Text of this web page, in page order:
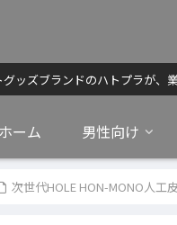
ッズブランドのハトプラが、
ホーム 男性向け
次世代HOLE HON-MONO人工